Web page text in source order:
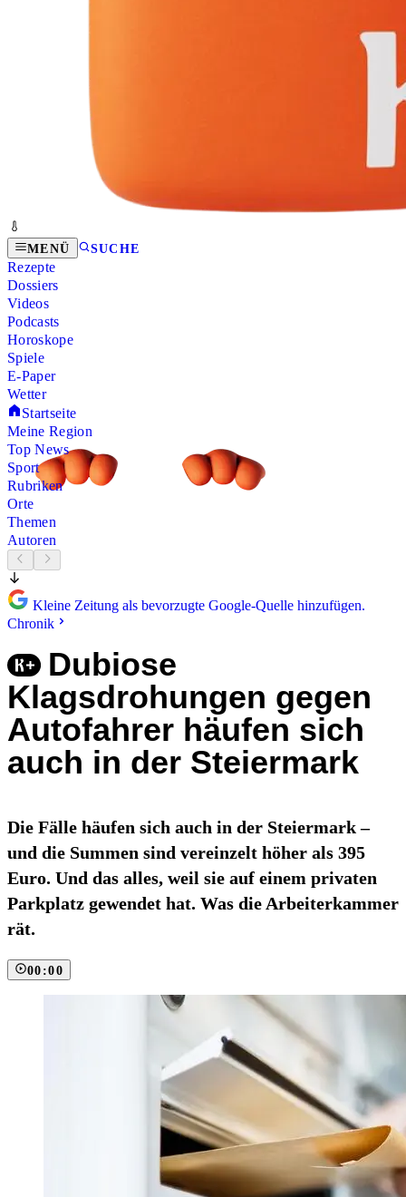
MENÜ SUCHE
Rezepte
Dossiers
Videos
Podcasts
Horoskope
Spiele
E-Paper
Wetter
Startseite
Meine Region
Top News
Sport
Rubriken
Orte
Themen
Autoren
Kleine Zeitung als bevorzugte Google-Quelle hinzufügen.
Chronik
Dubiose
Klagsdrohungen gegen
Autofahrer häufen sich
auch in der Steiermark
Die Fälle häufen sich auch in der Steiermark –
und die Summen sind vereinzelt höher als 395
Euro. Und das alles, weil sie auf einem privaten
Parkplatz gewendet hat. Was die Arbeiterkammer
rät.
00:00